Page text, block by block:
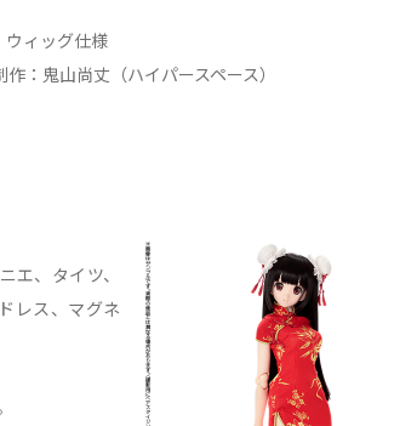
ィッグ仕様
：鬼山尚丈（ハイパースペース）
エ、タイツ、
レス、マグネ